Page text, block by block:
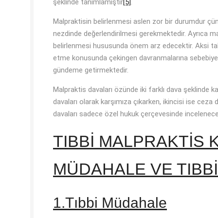
şeklinde tanımlamıştır [5] .
Malpraktisin belirlenmesi aslen zor bir durumdur
nezdinde değerlendirilmesi gerekmektedir. Ayrıca
belirlenmesi hususunda önem arz edecektir. Aksi
etme konusunda çekingen davranmalarına
gündeme getirmektedir.
Malpraktis davaları özünde iki farklı dava şeklinde
davaları olarak karşımıza çıkarken, ikincisi ise
davaları sadece özel hukuk çerçevesinde
TIBBİ MALPRAKTİS
MÜDAHALE VE
1.Tıbbi Müdahale